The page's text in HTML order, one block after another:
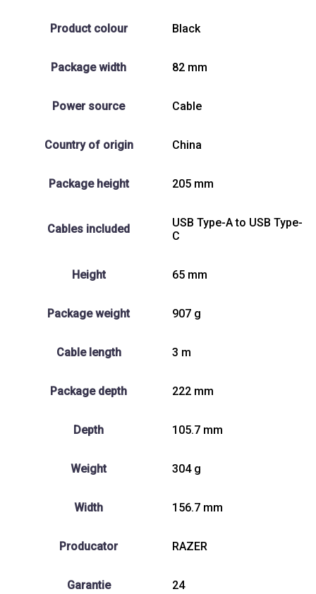
Product colour Black
Package width 82 mm
Power source Cable
Country of origin China
Package height 205 mm
Cables included
USB Type-A to USB Type-
C
Height 65 mm
Package weight 907 g
Cable length 3 m
Package depth 222 mm
Depth 105.7 mm
Weight 304 g
Width 156.7 mm
Producator RAZER
Garantie 24